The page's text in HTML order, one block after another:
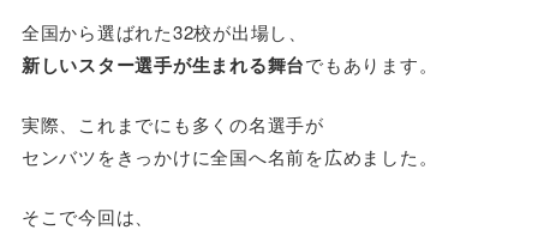
全国から選ばれた32校が出場し、
新しいスター選手が生まれる舞台でもあります。
実際、これまでにも多くの名選手が
センバツをきっかけに全国へ名前を広めました。
そこで今回は、